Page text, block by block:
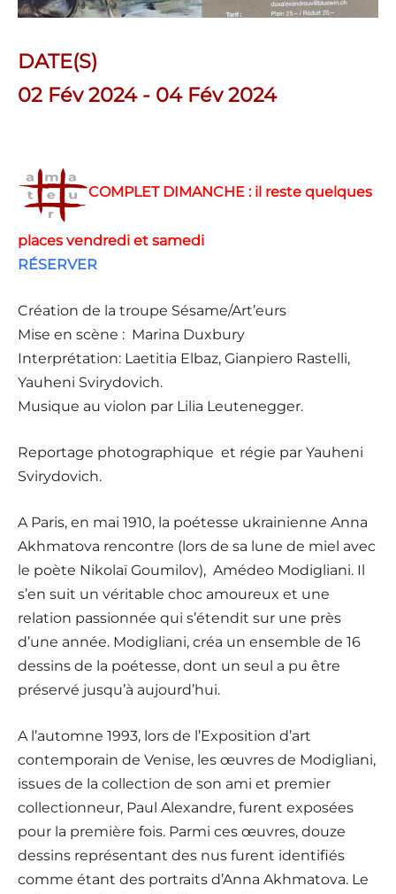
DATE(S)
02 Fév 2024 - 04 Fév 2024
COMPLET DIMANCHE : il reste quelques
places vendredi et samedi
RÉSERVER
Création de la troupe Sésame/Art’eurs
Mise en scène : Marina Duxbury
Interprétation: Laetitia Elbaz, Gianpiero Rastelli,
Yauheni Svirydovich.
Musique au violon par Lilia Leutenegger.
Reportage photographique et régie par Yauheni
Svirydovich.
A Paris, en mai 1910, la poétesse ukrainienne Anna
Akhmatova rencontre (lors de sa lune de miel avec
le poète Nikolaï Goumilov), Amédeo Modigliani. Il
s’en suit un véritable choc amoureux et une
relation passionnée qui s’étendit sur une près
d’une année. Modigliani, créa un ensemble de 16
dessins de la poétesse, dont un seul a pu être
préservé jusqu’à aujourd’hui.
A l’automne 1993, lors de l’Exposition d’art
contemporain de Venise, les œuvres de Modigliani,
issues de la collection de son ami et premier
collectionneur, Paul Alexandre, furent exposées
pour la première fois. Parmi ces œuvres, douze
dessins représentant des nus furent identifiés
comme étant des portraits d’Anna Akhmatova. Le